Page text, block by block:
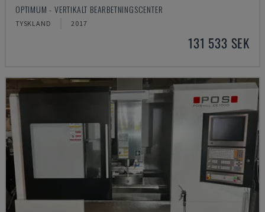
OPTIMUM - VERTIKALT BEARBETNINGSCENTER
TYSKLAND 2017
131 533 SEK